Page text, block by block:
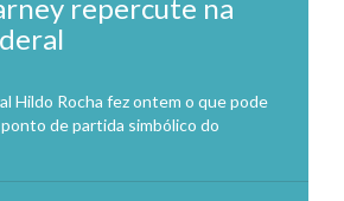
repercute na
Hildo Rocha fez ontem o que pode
de partida simbólico do